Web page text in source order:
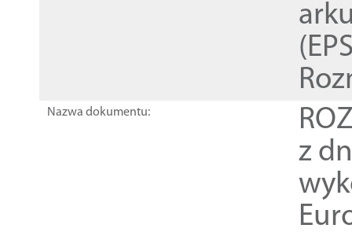
Nazwa dokumentu:
z